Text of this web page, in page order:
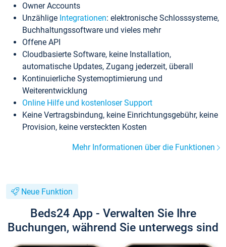
Owner Accounts
Unzählige Integrationen: elektronische Schlosssysteme,
Buchhaltungssoftware und vieles mehr
Offene API
Cloudbasierte Software, keine Installation,
automatische Updates, Zugang jederzeit, überall
Kontinuierliche Systemoptimierung und
Weiterentwicklung
Online Hilfe und kostenloser Support
Keine Vertragsbindung, keine Einrichtungsgebühr, keine
Provision, keine versteckten Kosten
Mehr Informationen über die Funktionen
Neue Funktion
Beds24 App - Verwalten Sie Ihre
Buchungen, während Sie unterwegs sind